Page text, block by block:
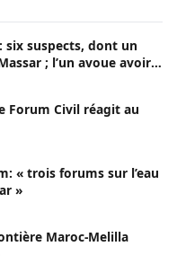
six suspects, dont un
; l’un avoue avoir
Forum Civil réagit au
« trois forums sur l’eau
»
Maroc-Melilla